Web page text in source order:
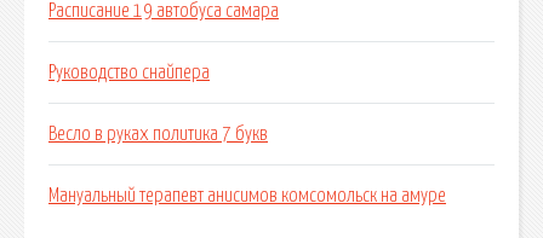
Расписание 19 автобуса самара
Руководство снайпера
Весло в руках политика 7 букв
Мануальный терапевт анисимов комсомольск на амуре